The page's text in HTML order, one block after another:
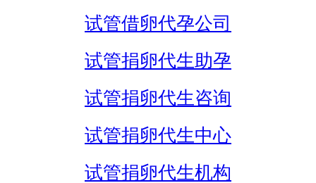
试管借卵代孕公司
试管捐卵代生助孕
试管捐卵代生咨询
试管捐卵代生中心
试管捐卵代生机构